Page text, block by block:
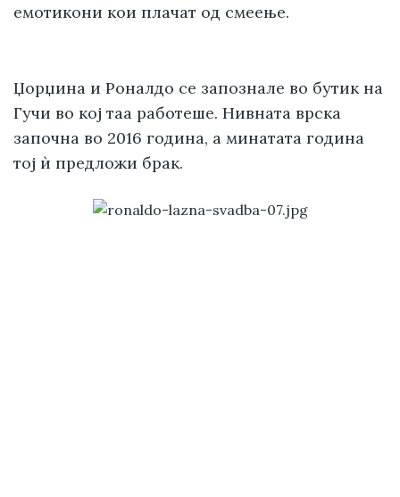
емотикони кои плачат од смеење.
Џорџина и Роналдо се запознале во бутик на
Гучи во кој таа работеше. Нивната врска
започна во 2016 година, а минатата година
тој ѝ предложи брак.